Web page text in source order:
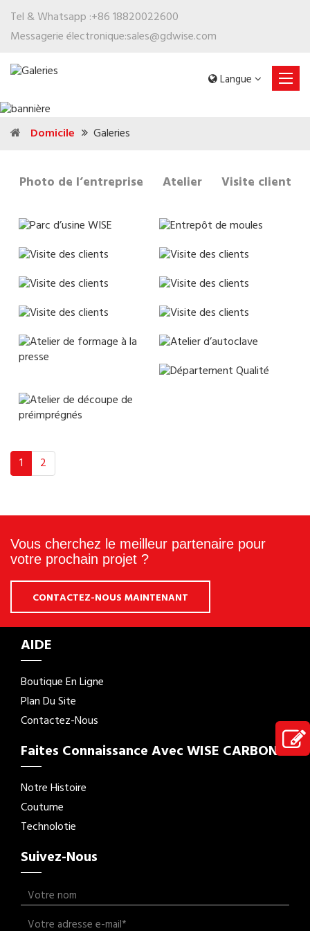
Tel & Whatsapp :+86 18820022600
Messagerie électronique:sales@gdwise.com
Langue
Domicile Galeries
Photo de l’entreprise Atelier Visite client
1 2
Vous cherchez le meilleur partenaire pour
votre prochain projet ?
CONTACTEZ-NOUS MAINTENANT
AIDE
Boutique En Ligne
Plan Du Site
Contactez-Nous
Faites Connaissance Avec WISE CARBON
Notre Histoire
Coutume
Technolotie
Suivez-Nous